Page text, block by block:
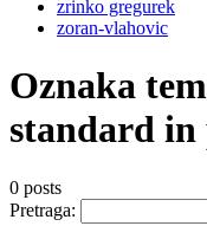
zrinko gregurek
zoran-vlahovic
Oznaka
standard in
0 posts
Pretraga: